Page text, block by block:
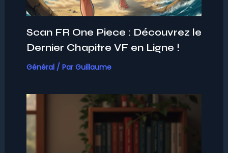
Scan FR One Piece : Découvrez le
Dernier Chapitre VF en Ligne !
Général/ Par Guillaume